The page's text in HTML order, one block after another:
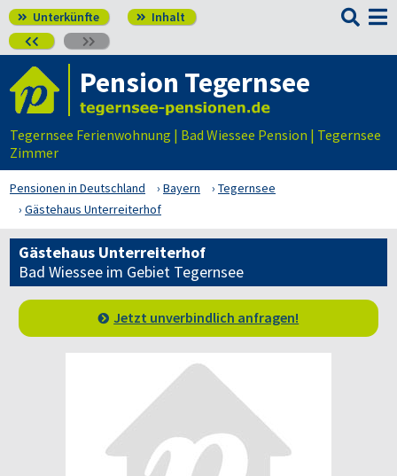
 Unterkünfte  Inhalt
 

Pension Tegernsee
Tegernsee Ferienwohnung | Bad Wiessee Pension | Tegernsee
Zimmer
Pensionen in Deutschland Bayern
Tegernsee
Gästehaus Unterreiterhof
Gästehaus Unterreiterhof
Bad Wiessee im Gebiet Tegernsee
Jetzt unverbindlich anfragen!